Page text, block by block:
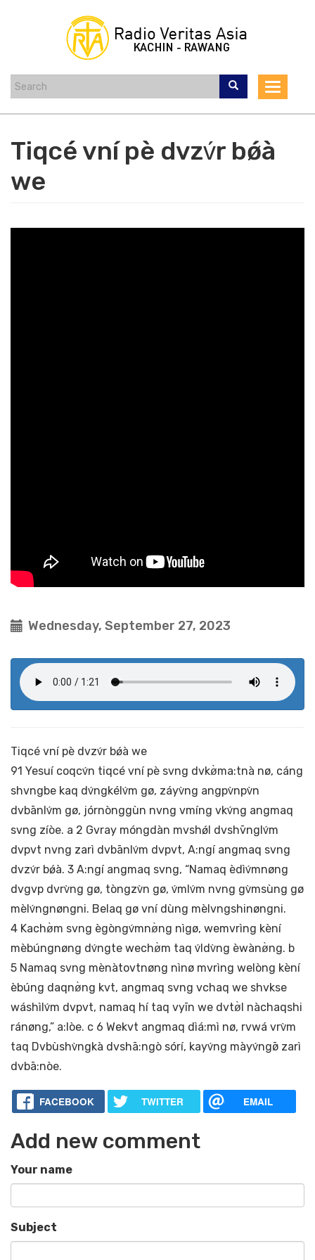
Toggle
Tiqcé vní pè dvzv́r bǿà
we
Wednesday, September 27, 2023
Tiqcé vní pè dvzv́r bǿà we
91 Yesuí coqcv́n tiqcé vní pè svng dvkø̀ma:tnà nø, cáng
shvngbe kaq dv́ngkélv́m gø, záyv̀ng angpv̀npv̀n
dvbānlv́m gø, jórnònggùn nvng vmíng vkv́ng angmaq
svng zíòe. a 2 Gvray móngdàn mvshǿl dvshv̄nglv́m
dvpvt nvng zarì dvbānlv́m dvpvt, A:ngí angmaq svng
dvzv́r bǿà. 3 A:ngí angmaq svng, “Namaq èdìv́mnøng
dvgvp dvrv̀ng gø, tòngzv̀n gø, v́mlv́m nvng gv̀msùng gø
mèlv́ngnøngni. Belaq gø vní dùng mèlvngshinøngni.
4 Kachø̀m svng ègòngv́mnø̀ng nìgø, wemvrìng kèní
mèbúngnøng dv́ngte wechø̀m taq v́ldv̀ng èwànø̀ng. b
5 Namaq svng mènàtovtnøng nìnø mvrìng welòng kèní
èbúng daqnø̀ng kvt, angmaq svng vchaq we shvkse
wáshìlv́m dvpvt, namaq hí taq vyīn we dvtø̀l nàchaqshi
ránøng,” a:lòe. c 6 Wekvt angmaq dìá:mì nø, rvwá vrv̀m
taq Dvbùshv̀ngkà dvshā:ngò sórí, kayv́ng màyv́ngø̄ zarì
dvbā:nòe.
FACEBOOK TWITTER EMAIL
Add new comment
Your name
Subject